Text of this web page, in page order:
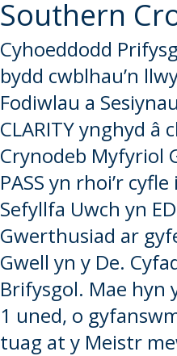
Southern
Cyhoeddodd
bydd cwblhau’n
Fodiwlau a
CLARITY ynghyd
Crynodeb Myfyriol
PASS yn rhoi’r
Sefyllfa Uwch yn
Gwerthusiad ar
Gwell yn y De.
Brifysgol. Mae hyn
1 uned, o
tuag at y Meistr